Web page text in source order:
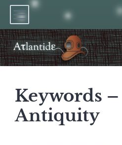
Keywords –
Antiquity